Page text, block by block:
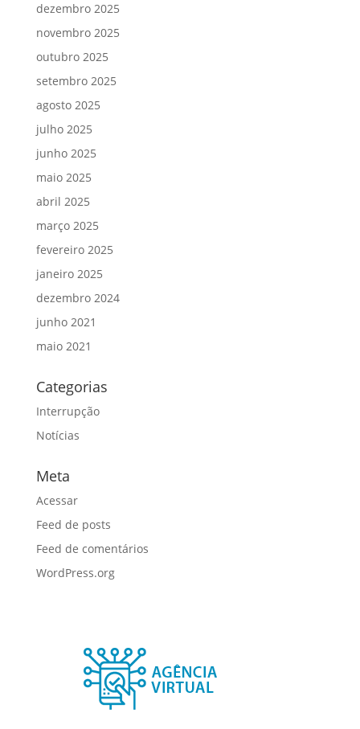
dezembro 2025
novembro 2025
outubro 2025
setembro 2025
agosto 2025
julho 2025
junho 2025
maio 2025
abril 2025
março 2025
fevereiro 2025
janeiro 2025
dezembro 2024
junho 2021
maio 2021
Categorias
Interrupção
Notícias
Meta
Acessar
Feed de posts
Feed de comentários
WordPress.org